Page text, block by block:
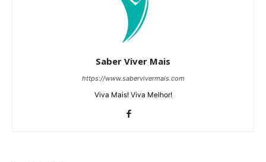
Saber Viver Mais
https://www.sabervivermais.com
Viva Mais! Viva Melhor!